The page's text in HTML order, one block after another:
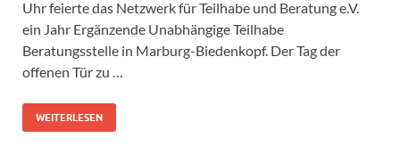
Uhr feierte das Netzwerk für Teilhabe und Beratung e.V.
ein Jahr Ergänzende Unabhängige Teilhabe
Beratungsstelle in Marburg-Biedenkopf. Der Tag der
offenen Tür zu …
WEITERLESEN